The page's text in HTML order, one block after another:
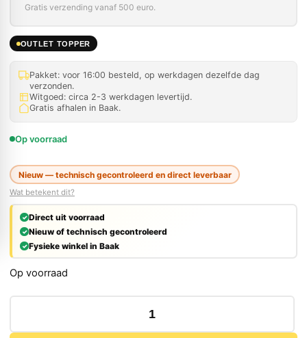
Gratis verzending vanaf 500 euro.
OUTLET TOPPER
Pakket: voor 16:00 besteld, op werkdagen dezelfde dag
verzonden.
Witgoed: circa 2-3 werkdagen levertijd.
Gratis afhalen in Baak.
Op voorraad
Nieuw — technisch gecontroleerd en direct leverbaar
Wat betekent dit?
Direct uit voorraad
Nieuw of technisch gecontroleerd
Fysieke winkel in Baak
Op voorraad